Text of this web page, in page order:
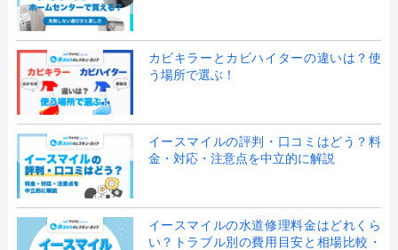
カビキラーとカビハイターの違いは？使
う場所で選ぶ！
イースマイルの評判・口コミはどう？料
金・対応・注意点を中立的に解説
イースマイルの水道修理料金はどれくら
い？トラブル別の費用目安と相場比較・